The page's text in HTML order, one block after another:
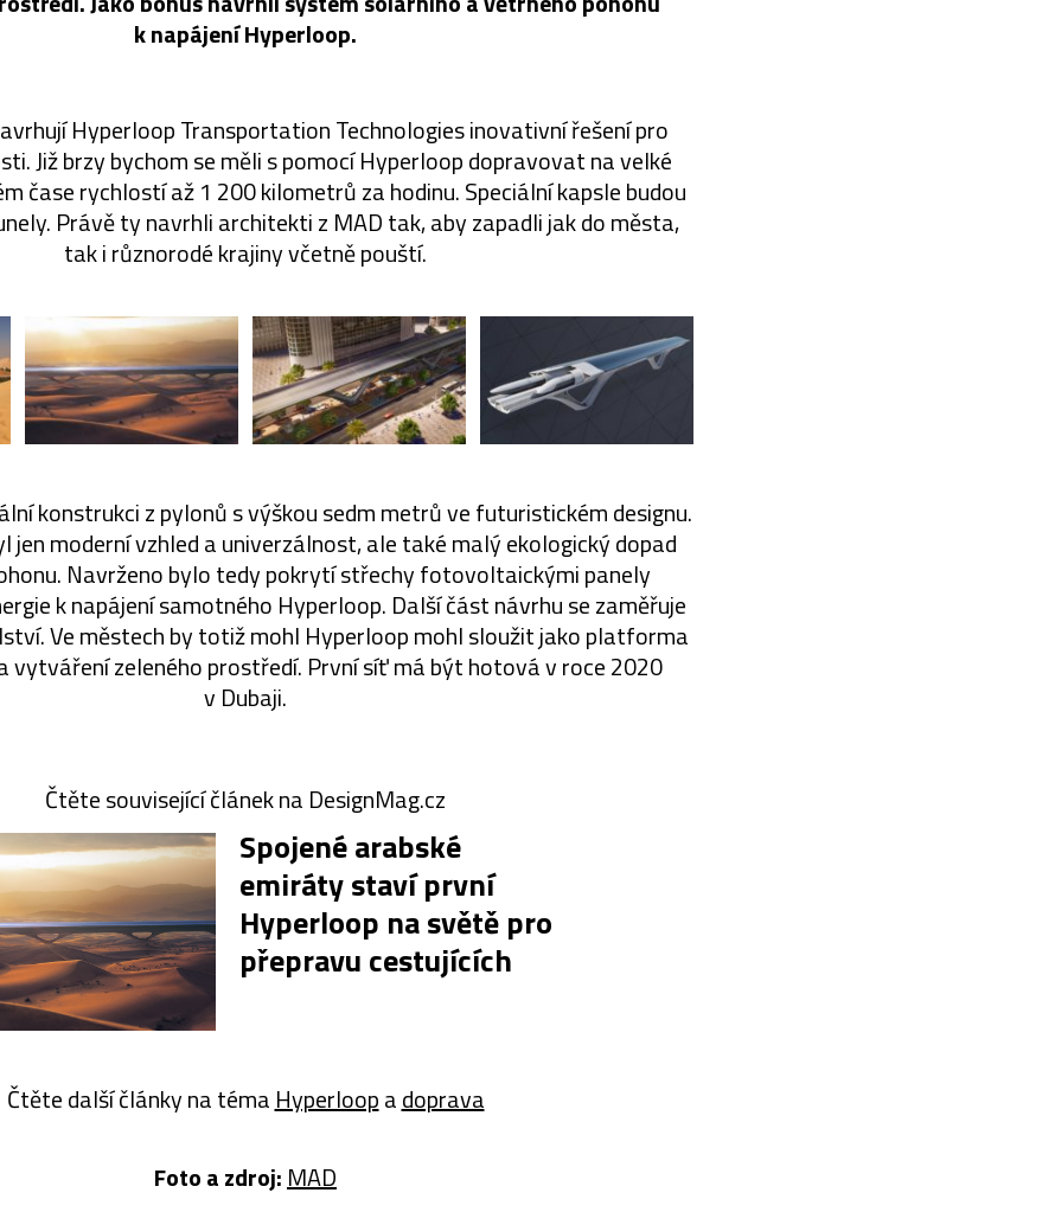
k napájení Hyperloop.
Hyperloop Transportation Technologies inovativní řešení pro
Již brzy bychom se měli s pomocí Hyperloop dopravovat na velké
čase rychlostí až 1 200 kilometrů za hodinu. Speciální kapsle budou
Právě ty navrhli architekti z MAD tak, aby zapadli jak do města,
tak i různorodé krajiny včetně pouští.
konstrukci z pylonů s výškou sedm metrů ve futuristickém designu.
jen moderní vzhled a univerzálnost, ale také malý ekologický dopad
Navrženo bylo tedy pokrytí střechy fotovoltaickými panely
k napájení samotného Hyperloop. Další část návrhu se zaměřuje
Ve městech by totiž mohl Hyperloop mohl sloužit jako platforma
vytváření zeleného prostředí. První síť má být hotová v roce 2020
v Dubaji.
Čtěte související článek na DesignMag.cz
Spojené arabské
emiráty staví první
Hyperloop na světě pro
přepravu cestujících
Čtěte další články na téma Hyperloopadoprava
Foto a zdroj: MAD